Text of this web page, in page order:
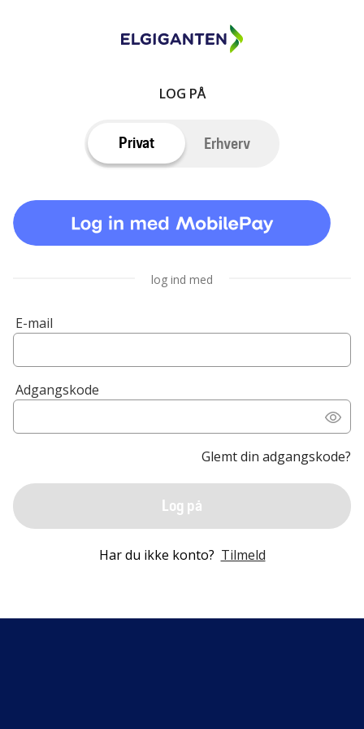
LOG PÅ
Privat Erhverv
log ind med
E-mail
Adgangskode
Glemt din adgangskode?
Log på
Har du ikke konto? Tilmeld